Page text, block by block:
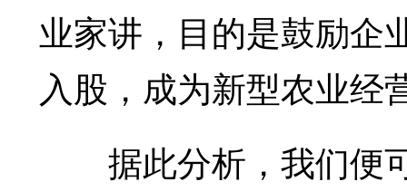
业家讲，目的是鼓励企
入股，成为新型农业经
据此分析，我们便